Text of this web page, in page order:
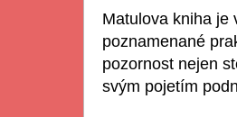
Matulova kniha je
poznamenané
pozornost nejen
svým pojetím